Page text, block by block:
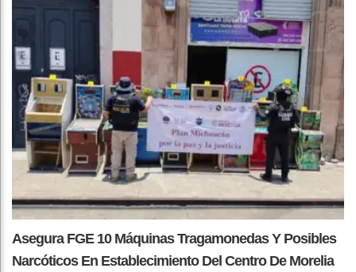
Asegura FGE 10 Máquinas Tragamonedas Y Posibles
Narcóticos En Establecimiento Del Centro De Morelia